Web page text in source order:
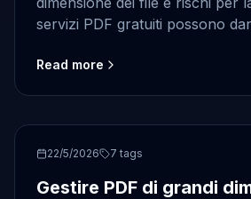
servizi PDF gratuiti possono
PDF sicuro per flussi di lavoro
Read more
PDF
22/5/2026 7 tags
Gestire PDF di grandi